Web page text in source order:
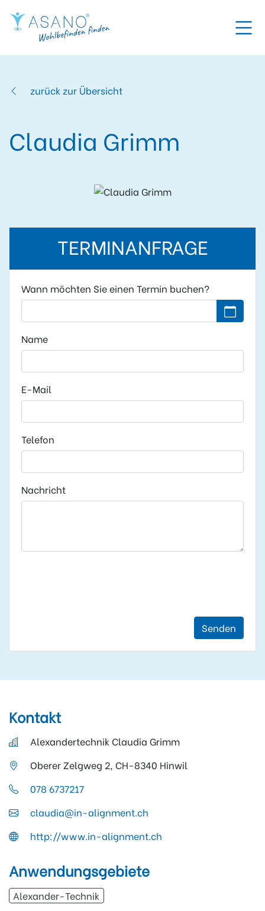
zurück zur Übersicht
Claudia Grimm
TERMINANFRAGE
Wann möchten Sie einen Termin buchen?
Kein
Name
E-Mail
Telefon
Nachricht
Senden
Kontakt
Alexandertechnik Claudia Grimm
Oberer Zelgweg 2, CH-8340 Hinwil
078 6737217
claudia@in-alignment.ch
http://www.in-alignment.ch
Anwendungsgebiete
Alexander-Technik